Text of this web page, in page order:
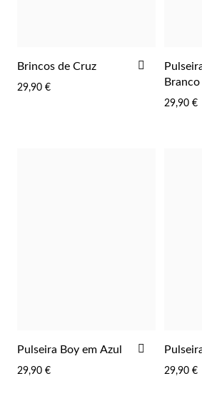
Brincos de Cruz
29,90 €
AOSBranco
29,90 €
Pulseira Boy em Azul
29,90 €
FAVORITOS
29,90 €